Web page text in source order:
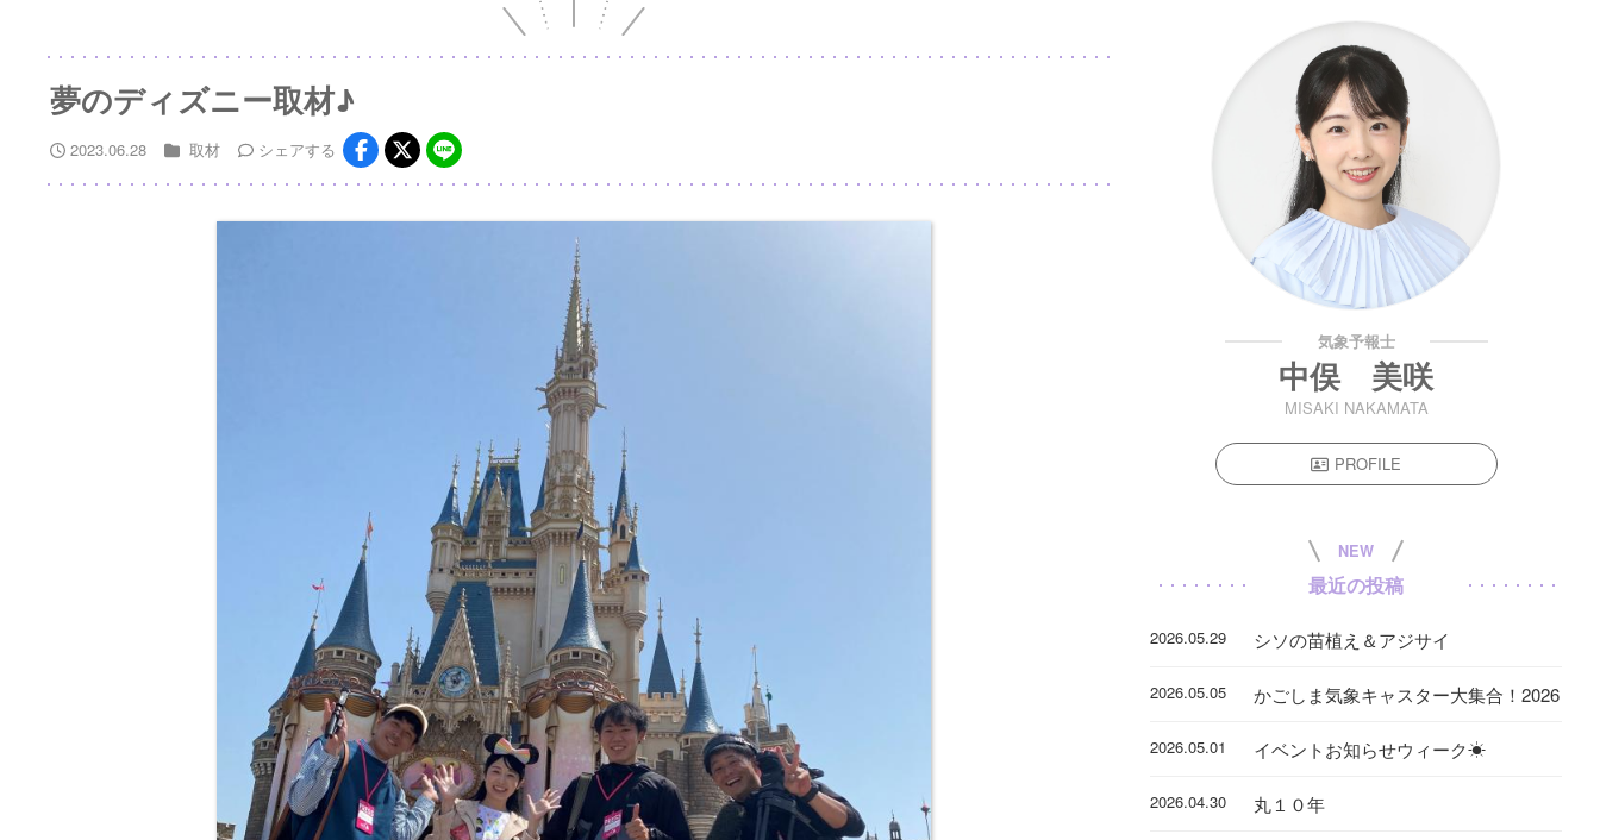
夢のディズニー取材♪
2023.06.28 取材 シェアする
気象予報士
中俣 美咲
MISAKI NAKAMATA
PROFILE
NEW
最近の投稿
2026.05.29 シソの苗植え＆アジサイ
2026.05.05 かごしま気象キャスター大集合！2026
2026.05.01 イベントお知らせウィーク☀
2026.04.30 丸１０年